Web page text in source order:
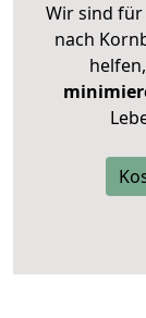
Wir sind
nach
helfen,